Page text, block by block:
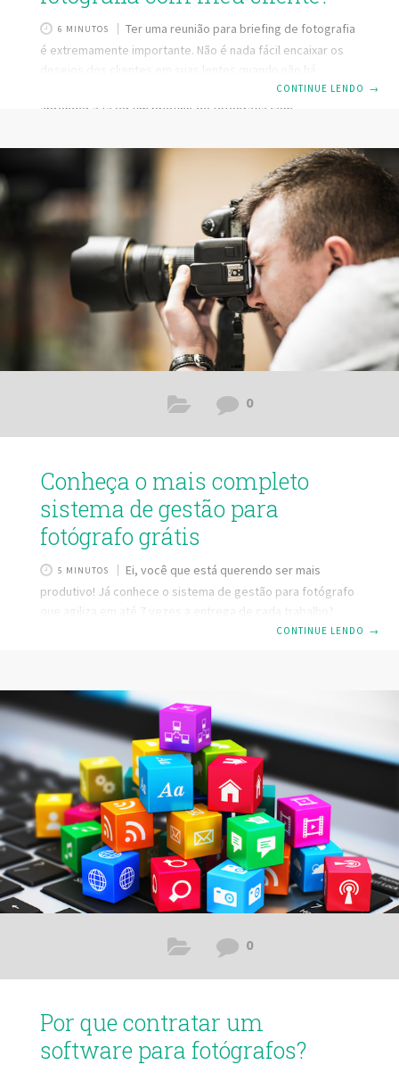
6 MINUTOS
Ter uma reunião para briefing de fotografia
é extremamente importante. Não é nada fácil encaixar os
desejos dos clientes em suas lentes quando não há
nenhum tipo de conversa. Por isso, nesse artigo, você irá
aprender a fazer um briefing de fotografia com
que é preciso para que o seu cliente saia completamente
satisfeito após a sessão de fotos! No final do artigo você
encontrará um botão para baixar um modelo de Briefing
que nossos parcerios Valwander disponibilizaram para
CONTINUE LENDO →
0
Conheça o mais completo
sistema de gestão para
fotógrafo grátis
5 MINUTOS
Ei, você que está querendo ser mais
produtivo! Já conhece o sistema de gestão para fotógrafo
que agiliza em até 7 vezes a entrega de cada trabalho?
Esse é o sistema Galery Pro da Picsize. Ele é um sistema
experimentar agora! Esse sistema vai otimizar o tempo
gasto, porque é uma ferramenta inovadora, feita
exclusivamente para os fotógrafos que precisam se
CONTINUE LENDO →
0
Por que contratar um
software para fotógrafos?